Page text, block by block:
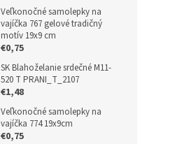
Veľkonočné samolepky na
vajíčka 767 gelové tradičný
motív 19x9 cm
€0,75
SK Blahoželanie srdečné M11-
520 T PRANI_T_2107
€1,48
Veľkonočné samolepky na
vajíčka 774 19x9cm
€0,75